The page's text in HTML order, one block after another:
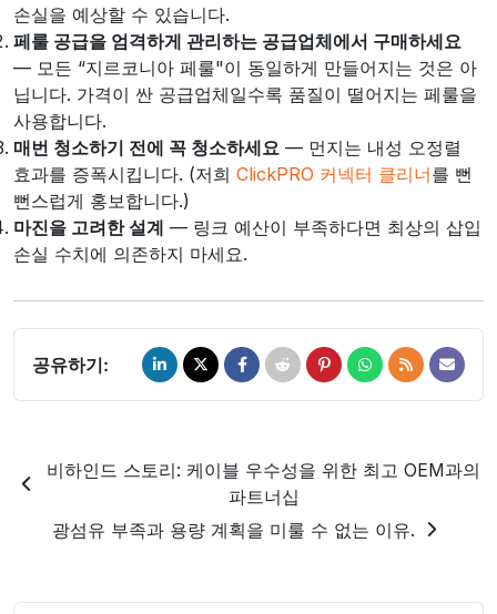
손실을 예상할 수 있습니다.
페룰 공급을 엄격하게 관리하는 공급업체에서 구매하세요
— 모든 “지르코니아 페룰"이 동일하게 만들어지는 것은 아
닙니다. 가격이 싼 공급업체일수록 품질이 떨어지는 페룰을
사용합니다.
매번 청소하기 전에 꼭 청소하세요 — 먼지는 내성 오정렬
효과를 증폭시킵니다. (저희 ClickPRO 커넥터 클리너를 뻔
뻔스럽게 홍보합니다.)
마진을 고려한 설계 — 링크 예산이 부족하다면 최상의 삽입
손실 수치에 의존하지 마세요.
공유하기:
비하인드 스토리: 케이블 우수성을 위한 최고 OEM과의
파트너십
광섬유 부족과 용량 계획을 미룰 수 없는 이유.